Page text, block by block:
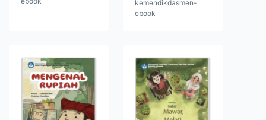
kemendikdasmen-
ebook